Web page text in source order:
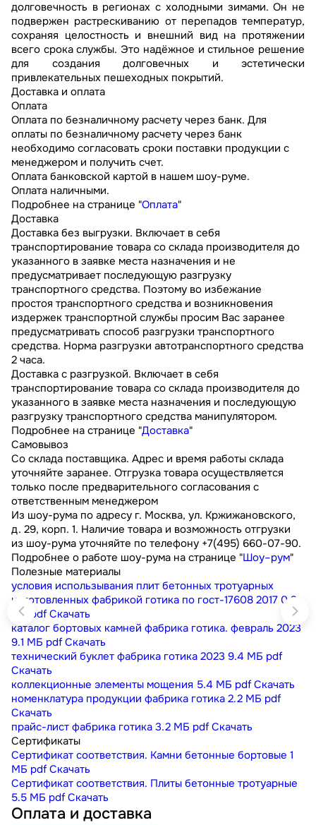
долговечность в регионах с холодными зимами. Он не
подвержен растрескиванию от перепадов температур,
сохраняя целостность и внешний вид на протяжении
всего срока службы. Это надёжное и стильное решение
для создания долговечных и эстетически
привлекательных пешеходных покрытий.
Доставка и оплата
Оплата
Оплата по безналичному расчету через банк. Для
оплаты по безналичному расчету через банк
необходимо согласовать сроки поставки продукции с
менеджером и получить счет.
Оплата банковской картой в нашем шоу-руме.
Оплата наличными.
Подробнее на странице "Оплата"
Доставка
Доставка без выгрузки. Включает в себя
транспортирование товара со склада производителя до
указанного в заявке места назначения и не
предусматривает последующую разгрузку
транспортного средства. Поэтому во избежание
простоя транспортного средства и возникновения
издержек транспортной службы просим Вас заранее
предусматривать способ разгрузки транспортного
средства. Норма разгрузки автотранспортного средства
2 часа.
Доставка с разгрузкой. Включает в себя
транспортирование товара со склада производителя до
указанного в заявке места назначения и последующую
разгрузку транспортного средства манипулятором.
Подробнее на странице "Доставка"
Самовывоз
Со склада поставщика. Адрес и время работы склада
уточняйте заранее. Отгрузка товара осуществляется
только после предварительного согласования с
ответственным менеджером
Из шоу-рума по адресу г. Москва, ул. Кржижановского,
д. 29, корп. 1. Наличие товара и возможность отгрузки
из шоу-рума уточняйте по телефону +7(495) 660-07-90.
Подробнее о работе шоу-рума на странице "Шоу–рум"
Полезные материалы
условия использывания плит бетонных тротуарных
изготовленных фабрикой готика по гост-17608 2017 0.3
МБ
pdf Скачать
каталог бортовых камней фабрика готика. февраль 2023
9.1 МБ pdf Скачать
технический буклет фабрика готика 2023 9.4 МБ pdf
Скачать
коллекционные элементы мощения 5.4 МБ pdf Скачать
номенклатура продукции фабрика готика 2.2 МБ pdf
Скачать
прайс-лист фабрика готика 3.2 МБ pdf Скачать
Сертификаты
Сертификат соответствия. Камни бетонные бортовые 1
МБ pdf Скачать
Сертификат соответствия. Плиты бетонные тротуарные
5.5 МБ pdf Скачать
Оплата и доставка